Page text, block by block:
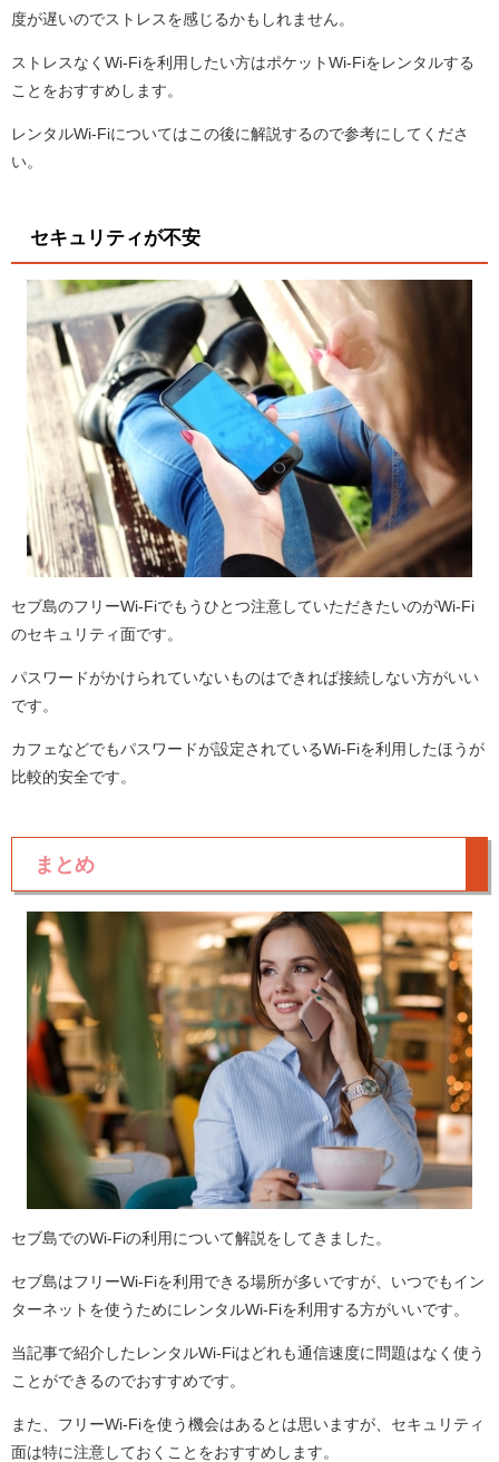
度が遅いのでストレスを感じるかもしれません。
ストレスなくWi-Fiを利用したい方はポケットWi-Fiをレンタルする
ことをおすすめします。
レンタルWi-Fiについてはこの後に解説するので参考にしてくださ
い。
セキュリティが不安
セブ島のフリーWi-Fiでもうひとつ注意していただきたいのがWi-Fi
のセキュリティ面です。
パスワードがかけられていないものはできれば接続しない方がいい
です。
カフェなどでもパスワードが設定されているWi-Fiを利用したほうが
比較的安全です。
まとめ
セブ島でのWi-Fiの利用について解説をしてきました。
セブ島はフリーWi-Fiを利用できる場所が多いですが、いつでもイン
ターネットを使うためにレンタルWi-Fiを利用する方がいいです。
当記事で紹介したレンタルWi-Fiはどれも通信速度に問題はなく使う
ことができるのでおすすめです。
また、フリーWi-Fiを使う機会はあるとは思いますが、セキュリティ
面は特に注意しておくことをおすすめします。